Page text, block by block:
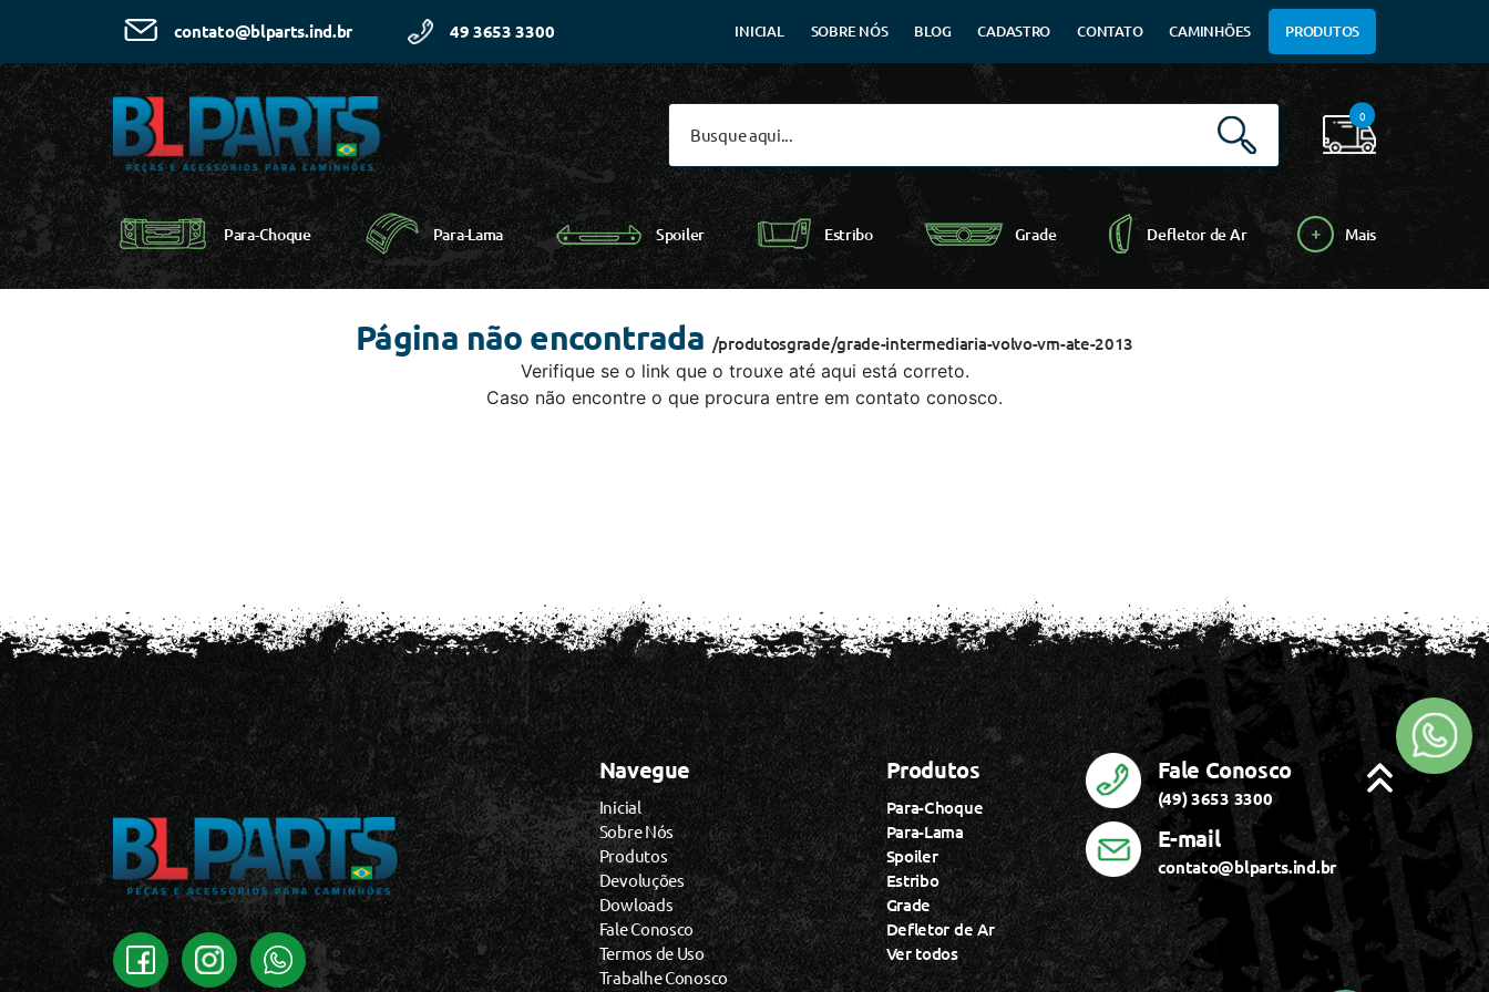
contato@blparts.ind.br 49 3653 3300 INICIAL SOBRE NÓS BLOG CADASTRO CONTATO CAMINHÕES PRODUTOS
0
Para-Choque Para-Lama Spoiler Estribo Grade Defletor de Ar Mais
Página não encontrada /produtosgrade/grade-intermediaria-volvo-vm-ate-2013
Verifique se o link que o trouxe até aqui está correto.
Caso não encontre o que procura entre em contato conosco.
Navegue
Inicial
Sobre Nós
Produtos
Devoluções
Dowloads
Fale Conosco
Termos de Uso
Trabalhe Conosco
Produtos
Para-Choque
Para-Lama
Spoiler
Estribo
Grade
Defletor de Ar
Ver todos
Fale Conosco
(49) 3653 3300
E-mail
contato@blparts.ind.br